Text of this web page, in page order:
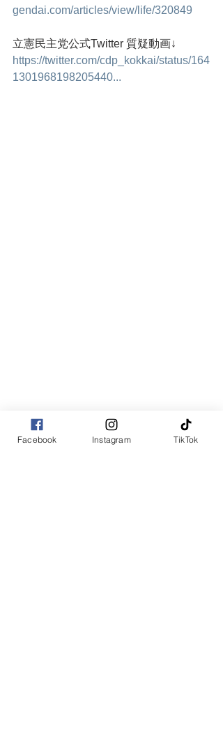
gendai.com/articles/view/life/320849
立憲民主党公式Twitter 質疑動画↓
https://twitter.com/cdp_kokkai/status/164
1301968198205440...
Facebook Instagram TikTok